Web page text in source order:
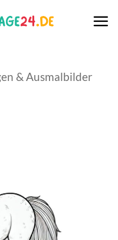
& Ausmalbilder